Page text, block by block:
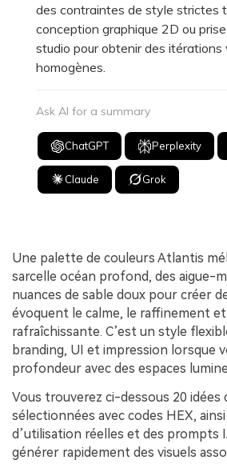
des contraintes de style strictes
conception graphique 2D ou
studio pour obtenir des itérations
homogènes.
Ask AI for a summary
ChatGPT Perplexity
Claude Grok
Une palette de couleurs Atlantis
sarcelle océan profond, des aigue-
nuances de sable doux pour créer
évoquent le calme, le raffinement
rafraîchissante. C’est un style
branding, UI et impression lorsque
profondeur avec des espaces
Vous trouverez ci-dessous 20
sélectionnées avec codes HEX,
d’utilisation réelles et des prompts
générer rapidement des visuels